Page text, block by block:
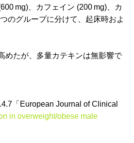
mg)、カフェイン (200 mg)、カ
のグループに分けて、起床時およ
めたが、多量カテキンは無影響で
「European Journal of Clinical
in overweight/obese male